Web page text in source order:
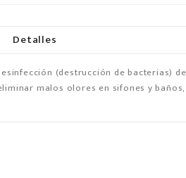
Detalles
(destrucción de bacterias)
malos olores en sifones y